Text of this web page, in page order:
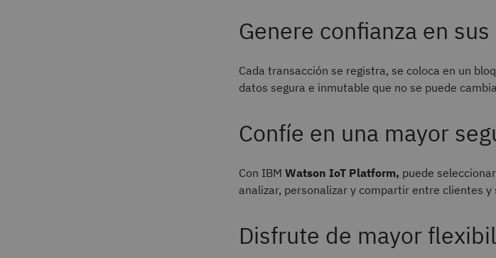
Genere confianza en
Cada transacción se registra, se coloca en un
datos segura e inmutable que no se puede
Confíe en una mayor
Con IBM Watson IoT Platform, puede
analizar, personalizar y compartir entre clientes y
Disfrute de mayor